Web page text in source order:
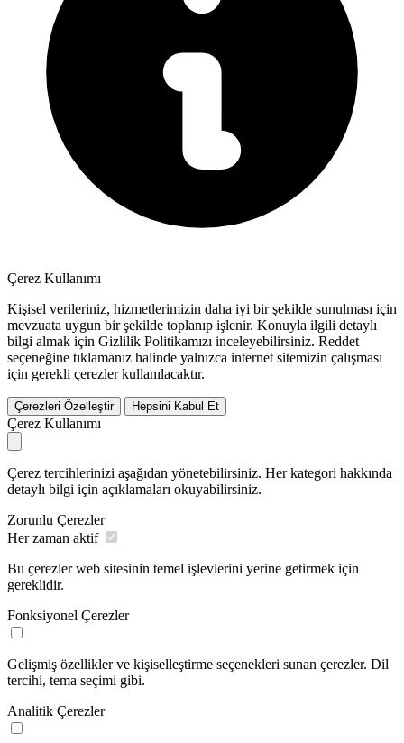
Çerez Kullanımı
Kişisel verileriniz, hizmetlerimizin daha iyi bir şekilde sunulması için
mevzuata uygun bir şekilde toplanıp işlenir. Konuyla ilgili detaylı
bilgi almak için Gizlilik Politikamızı inceleyebilirsiniz. Reddet
seçeneğine tıklamanız halinde yalnızca internet sitemizin çalışması
için gerekli çerezler kullanılacaktır.
Çerezleri Özelleştir Hepsini Kabul Et
Çerez Kullanımı
Çerez tercihlerinizi aşağıdan yönetebilirsiniz. Her kategori hakkında
detaylı bilgi için açıklamaları okuyabilirsiniz.
Zorunlu Çerezler
Her zaman aktif
Bu çerezler web sitesinin temel işlevlerini yerine getirmek için
gereklidir.
Fonksiyonel Çerezler
Gelişmiş özellikler ve kişiselleştirme seçenekleri sunan çerezler. Dil
tercihi, tema seçimi gibi.
Analitik Çerezler